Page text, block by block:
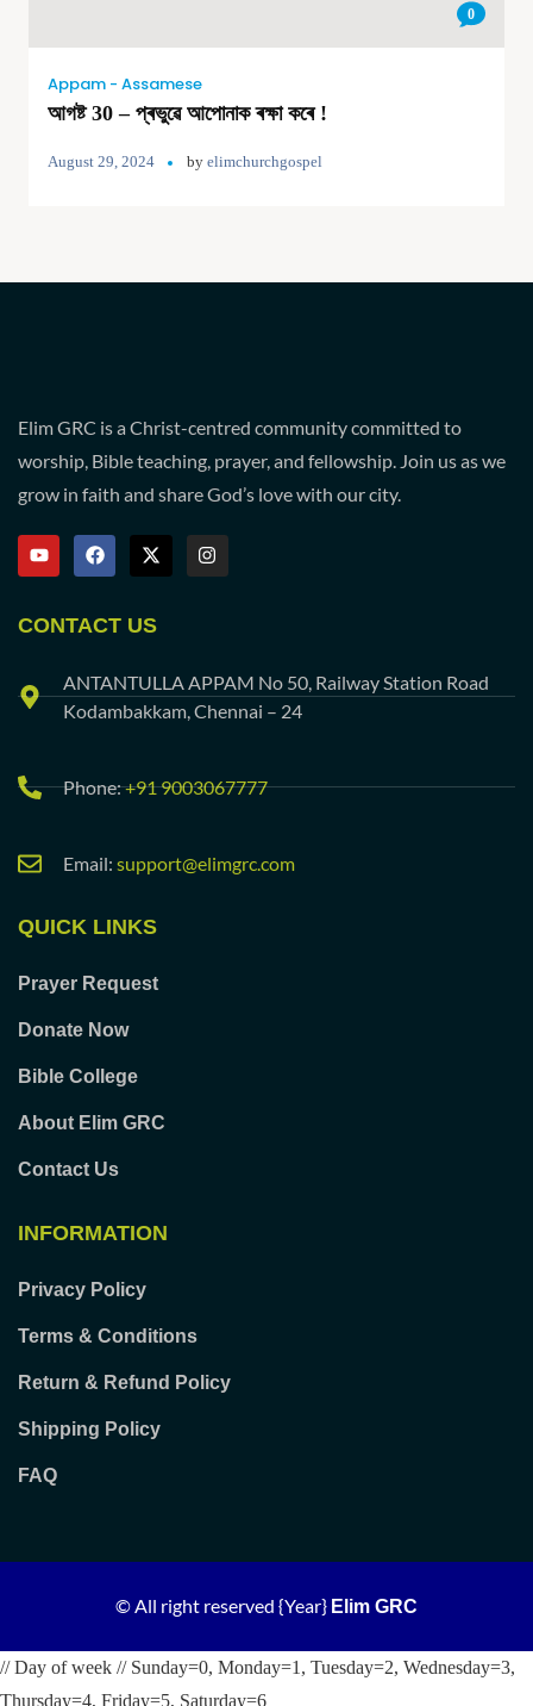
0
Appam - Assamese
আগষ্ট 30 – প্ৰভুৱে আপোনাক ৰক্ষা কৰে !
August 29, 2024 by elimchurchgospel
Elim GRC is a Christ-centred community committed to
worship, Bible teaching, prayer, and fellowship. Join us as we
grow in faith and share God’s love with our city.
CONTACT US
ANTANTULLA APPAM No 50, Railway Station Road
Kodambakkam, Chennai – 24
Phone:+91 9003067777
Email: support@elimgrc.com
QUICK LINKS
Prayer Request
Donate Now
Bible College
About Elim GRC
Contact Us
INFORMATION
Privacy Policy
Terms & Conditions
Return & Refund Policy
Shipping Policy
FAQ
© All right reserved {Year} Elim GRC
// Day of week // Sunday=0, Monday=1, Tuesday=2, Wednesday=3,
Thursday=4, Friday=5, Saturday=6